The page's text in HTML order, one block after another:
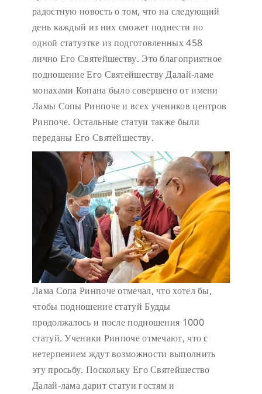
радостную новость о том, что на следующий
день каждый из них сможет поднести по
одной статуэтке из подготовленных 458
лично Его Святейшеству. Это благоприятное
подношение Его Святейшеству Далай-ламе
монахами Копана было совершено от имени
Ламы Сопы Ринпоче и всех учеников центров
Ринпоче. Остальные статуи также были
переданы Его Святейшеству.
Лама Сопа Ринпоче отмечал, что хотел бы,
чтобы подношение статуй Будды
продолжалось и после подношения 1000
статуй. Ученики Ринпоче отмечают, что с
нетерпением ждут возможности выполнить
эту просьбу. Поскольку Его Святейшество
Далай-лама дарит статуи гостям и